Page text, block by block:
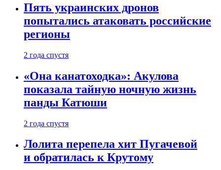
Пять украинских дронов
попытались атаковать российские
регионы
2 года спустя
«Она канатоходка»: Акулова
показала тайную ночную жизнь
панды Катюши
2 года спустя
Лолита перепела хит Пугачевой
и обратилась к Крутому